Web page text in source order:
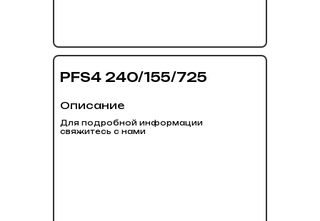
PFS4 240/155/725
Описание
Для подробной информации
свяжитесь с нами